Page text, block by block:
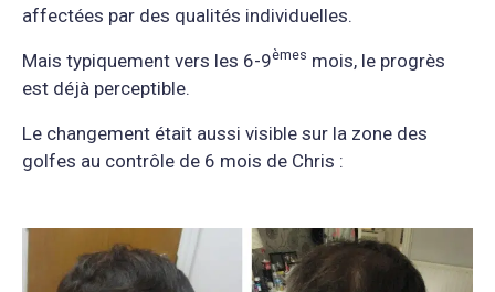
affectées par des qualités individuelles.
Mais typiquement vers les 6-9èmes mois, le progrès
est déjà perceptible.
Le changement était aussi visible sur la zone des
golfes au contrôle de 6 mois de Chris :